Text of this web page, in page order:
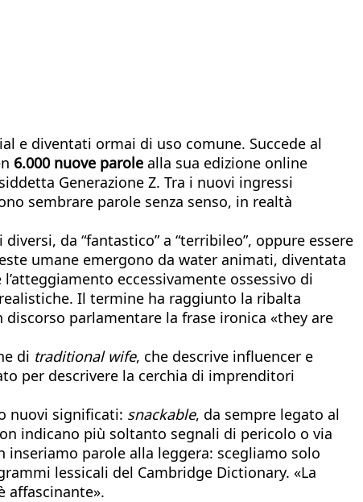
e diventati ormai di uso comune. Succede al
6.000 nuove parole alla sua edizione online
Generazione Z. Tra i nuovi ingressi
sembrare parole senza senso, in realtà
da “fantastico” a “terribileo”, oppure essere
umane emergono da water animati, diventata
eccessivamente ossessivo di
Il termine ha raggiunto la ribalta
parlamentare la frase ironica «they are
di traditional wife, che descrive influencer e
per descrivere la cerchia di imprenditori
nuovi significati: snackable, da sempre legato al
indicano più soltanto segnali di pericolo o via
parole alla leggera: scegliamo solo
lessicali del Cambridge Dictionary. «La
affascinante».